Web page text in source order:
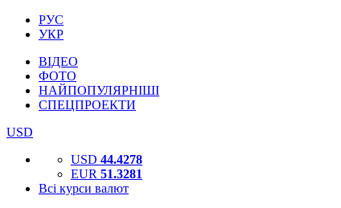
РУС
УКР
ВІДЕО
ФОТО
НАЙПОПУЛЯРНІШІ
СПЕЦПРОЕКТИ
USD
USD 44.4278
EUR 51.3281
Всі курси валют